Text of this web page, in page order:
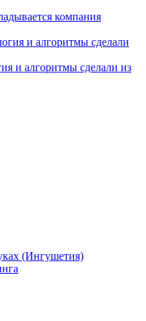
компания
и алгоритмы сделали из
(Ингушетия)